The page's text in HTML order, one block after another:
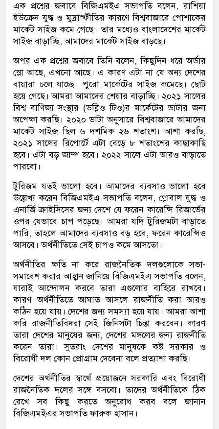
এক প্রশ্নের জবাবে বিজিএমইএ সভাপতি বলেন, রাশিয়া
ইউক্রেন যুদ্ধ ও মুদ্রাস্ফীতির কারণে বিশ্ববাজারে পোশাকের
মার্কেট সাইজ কমে গেছে। তার মধ্যেও বাংলাদেশের মার্কেট
সাইজ বাড়াচ্ছি, আমাদের মার্কেট সাইজ বাড়ছে।
অপর এক প্রশ্নের জবাবে তিনি বলেন, কিছুদিন ধরে অর্ডার
স্লো আছে, এখনো আছে। এ কারণ এটা না যে অন্য দেশের
বায়ারা চলে যাচ্ছে। পুরো মার্কেটের সাইজ কমেছে। ছোট
হয়ে গেছে। আমরা আমাদের শেয়ার বাড়াচ্ছি। ২০২১ সালের
বিশ্ব বাণিজ্য সংস্থার (ডব্লিও টিও)র মার্কেটের ডাটার জন্য
অপেক্ষা করছি। ২০২০ ডাটা অনুসারে বিশ্ববাজারে আমাদের
মার্কেট সাইজ ছিল ৬ দশমিক ২৬ শতাংশ। আশা করছি,
২০২১ সালের রিপোর্টে এটা বেড়ে ৮ শতাংশের কাছাকাছি
হবে। এটা বড় জাম্প হবে। ২০২২ সালে এটা আরও বাড়াতে
পারবো।
টুরিজম যতই ভালো হবে। আমাদের ব্যবসাও ভালো হবে
উল্লেখ্য করেন বিজিএমইএ সভাপতি বলেন, গ্লোবাল যুদ্ধ ও
এনার্জি ক্রাইসিসের জন্য দেশে যে ফরেন কারেন্সি রিজার্ভের
ওপর যেভাবে চাপ পড়েছে। আমরা যদি টুরিজমটা বাড়াতে
পারি, তাহলে আমাদের ব্যবসাও বড় হবে, ফরেন কারেন্সিও
আসবে। অর্থনীতিতে সেই চাপও কমে আসতো।
অর্থনীতির ক্ষতি না করে রাজনৈতিক দলগুলোকে সভা-
সমাবেশ করার আহ্বান জানিয়ে বিজিএমইএ সভাপতি বলেন,
যারাই আন্দোলন করবে তারা এগুলোর বাহিরে রাখবে।
কারণ অর্থনীতিতে আঘাত আসলে রাজনীতি করা আরও
কঠিন হয়ে যায়। দেশের জন্য সমস্যা হয়ে যায়। আমরা আশা
করি রাজনীতিবিদরা সেই জিনিসটা চিন্তা করবেন। কারণ
তারা দেশের মানুষের জন্য, দেশের মঙ্গলের জন্য রাজনীতি
করেন তারা। সুতরাং দেশের মানুষকে কষ্ট সরকার ও
বিরোধী দল কোন প্রোগ্রাম দেবেনা বলে প্রত্যাশা করছি।
দেশের অর্থনীতির স্বার্থে প্রয়োজনে সরকারি এবং বিরোধী
রাজনৈতিক দলের সঙ্গে বসবো। তাদের অর্থনীতিকে ঠিক
রেখে সব কিছু করতে অনুরোধ করব বলে জানান
বিজিএমইএর সভাপতি ফারুক হাসান।